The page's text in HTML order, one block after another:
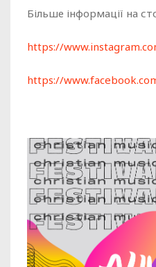
Більше інформації на
https://
https://